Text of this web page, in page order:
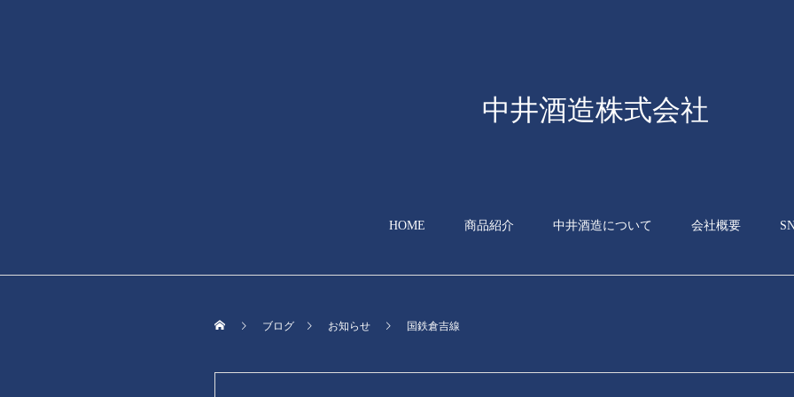
中井酒造株式会社
HOME 商品紹介 中井酒造について 会社概要
ブログ お知らせ 国鉄倉吉線